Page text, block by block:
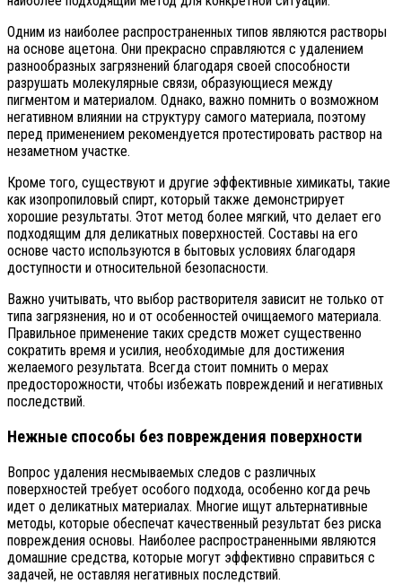
Одним из наиболее распространенных типов являются растворы
на основе ацетона. Они прекрасно справляются с удалением
разнообразных загрязнений благодаря своей способности
разрушать молекулярные связи, образующиеся между
пигментом и материалом. Однако, важно помнить о возможном
негативном влиянии на структуру самого материала, поэтому
перед применением рекомендуется протестировать раствор на
незаметном участке.
Кроме того, существуют и другие эффективные химикаты, такие
как изопропиловый спирт, который также демонстрирует
хорошие результаты. Этот метод более мягкий, что делает его
подходящим для деликатных поверхностей. Составы на его
основе часто используются в бытовых условиях благодаря
доступности и относительной безопасности.
Важно учитывать, что выбор растворителя зависит не только от
типа загрязнения, но и от особенностей очищаемого материала.
Правильное применение таких средств может существенно
сократить время и усилия, необходимые для достижения
желаемого результата. Всегда стоит помнить о мерах
предосторожности, чтобы избежать повреждений и негативных
последствий.
Нежные способы без повреждения поверхности
Вопрос удаления несмываемых следов с различных
поверхностей требует особого подхода, особенно когда речь
идет о деликатных материалах. Многие ищут альтернативные
методы, которые обеспечат качественный результат без риска
повреждения основы. Наиболее распространенными являются
домашние средства, которые могут эффективно справиться с
задачей, не оставляя негативных последствий.